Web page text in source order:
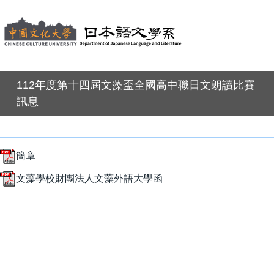
112年度第十四屆文藻盃全國高中職日文朗讀比賽
訊息
簡章
文藻學校財團法人文藻外語大學函